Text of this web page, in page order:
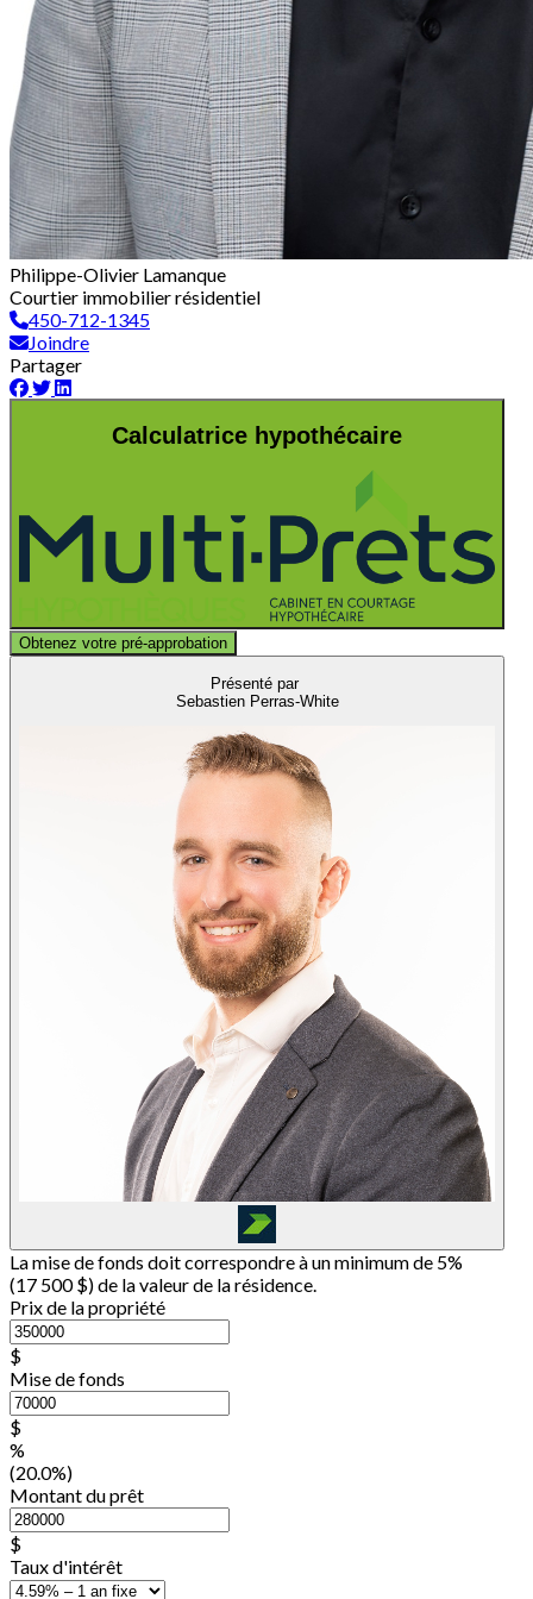
Philippe-Olivier Lamanque
Courtier immobilier résidentiel
450-712-1345
Joindre
Partager
Calculatrice hypothécaire
Obtenez votre pré-approbation
Présenté par
Sebastien Perras-White
La mise de fonds doit correspondre à un minimum de 5%
(17 500 $) de la valeur de la résidence.
Prix de la propriété
$
Mise de fonds
$
%
(20.0%)
Montant du prêt
$
Taux d'intérêt